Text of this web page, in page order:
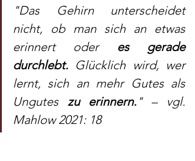
"Das Gehirn unterscheidet
nicht, ob man sich an etwas
erinnert oder es gerade
durchlebt. Glücklich wird, wer
lernt, sich an mehr Gutes als
Ungutes zu erinnern. " – vgl.
Mahlow 2021: 18